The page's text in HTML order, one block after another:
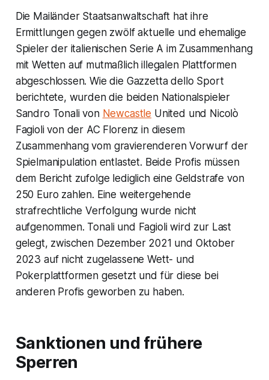
Die Mailänder Staatsanwaltschaft hat ihre
Ermittlungen gegen zwölf aktuelle und ehemalige
Spieler der italienischen Serie A im Zusammenhang
mit Wetten auf mutmaßlich illegalen Plattformen
abgeschlossen. Wie die Gazzetta dello Sport
berichtete, wurden die beiden Nationalspieler
Sandro Tonali von Newcastle United und Nicolò
Fagioli von der AC Florenz in diesem
Zusammenhang vom gravierenderen Vorwurf der
Spielmanipulation entlastet. Beide Profis müssen
dem Bericht zufolge lediglich eine Geldstrafe von
250 Euro zahlen. Eine weitergehende
strafrechtliche Verfolgung wurde nicht
aufgenommen. Tonali und Fagioli wird zur Last
gelegt, zwischen Dezember 2021 und Oktober
2023 auf nicht zugelassene Wett- und
Pokerplattformen gesetzt und für diese bei
anderen Profis geworben zu haben.
Sanktionen und frühere
Sperren